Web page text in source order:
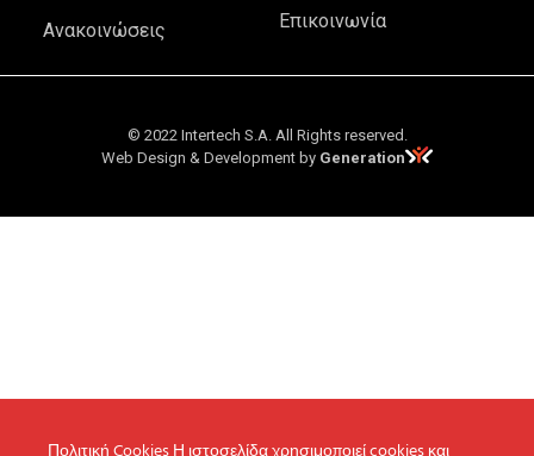
Ανακοινώσεις
Επικοινωνία
© 2022 Intertech S.A. All Rights reserved.
Web Design & Development by Generation